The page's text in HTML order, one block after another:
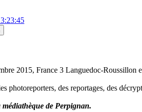
2015, France 3 Languedoc-
photoreporters, des reportages, des
de Perpignan.